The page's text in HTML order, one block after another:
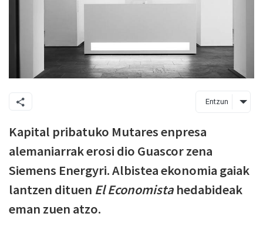
Entzun
Kapital pribatuko Mutares enpresa
alemaniarrak erosi dio Guascor zena
Siemens Energyri. Albistea ekonomia gaiak
lantzen dituen El Economista hedabideak
eman zuen atzo.